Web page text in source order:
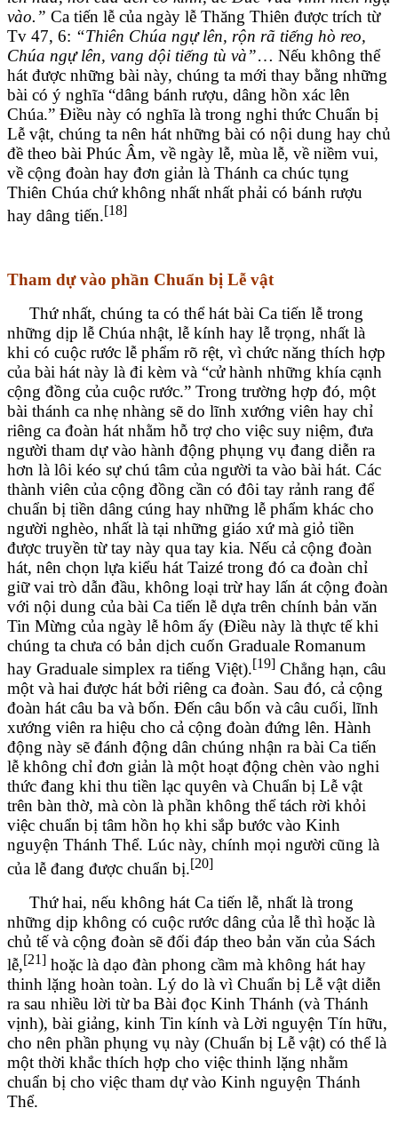
vào.” Ca tiến lễ của ngày lễ Thăng Thiên được trích từ
Tv 47, 6: “Thiên Chúa ngự lên, rộn rã tiếng hò reo,
Chúa ngự lên, vang dội tiếng tù và”… Nếu không thể
hát được những bài này, chúng ta mới thay bằng những
bài có ý nghĩa “dâng bánh rượu, dâng hồn xác lên
Chúa.” Điều này có nghĩa là trong nghi thức Chuẩn bị
Lễ vật, chúng ta nên hát những bài có nội dung hay chủ
đề theo bài Phúc Âm, về ngày lễ, mùa lễ, về niềm vui,
về cộng đoàn hay đơn giản là Thánh ca chúc tụng
Thiên Chúa chứ không nhất nhất phải có bánh rượu
hay dâng tiến.[18]
Tham dự vào phần Chuẩn bị Lễ vật
Thứ nhất, chúng ta có thể hát bài Ca tiến lễ trong
những dịp lễ Chúa nhật, lễ kính hay lễ trọng, nhất là
khi có cuộc rước lễ phẩm rõ rệt, vì chức năng thích hợp
của bài hát này là đi kèm và “cử hành những khía cạnh
cộng đồng của cuộc rước.” Trong trường hợp đó, một
bài thánh ca nhẹ nhàng sẽ do lĩnh xướng viên hay chỉ
riêng ca đoàn hát nhằm hỗ trợ cho việc suy niệm, đưa
người tham dự vào hành động phụng vụ đang diễn ra
hơn là lôi kéo sự chú tâm của người ta vào bài hát. Các
thành viên của cộng đồng cần có đôi tay rảnh rang để
chuẩn bị tiền dâng cúng hay những lễ phẩm khác cho
người nghèo, nhất là tại những giáo xứ mà giỏ tiền
được truyền từ tay này qua tay kia. Nếu cả cộng đoàn
hát, nên chọn lựa kiểu hát Taizé trong đó ca đoàn chỉ
giữ vai trò dẫn đầu, không loại trừ hay lấn át cộng đoàn
với nội dung của bài Ca tiến lễ dựa trên chính bản văn
Tin Mừng của ngày lễ hôm ấy (Điều này là thực tế khi
chúng ta chưa có bản dịch cuốn Graduale Romanum
hay Graduale simplex ra tiếng Việt).[19] Chẳng hạn, câu
một và hai được hát bởi riêng ca đoàn. Sau đó, cả cộng
đoàn hát câu ba và bốn. Đến câu bốn và câu cuối, lĩnh
xướng viên ra hiệu cho cả cộng đoàn đứng lên. Hành
động này sẽ đánh động dân chúng nhận ra bài Ca tiến
lễ không chỉ đơn giản là một hoạt động chèn vào nghi
thức đang khi thu tiền lạc quyên và Chuẩn bị Lễ vật
trên bàn thờ, mà còn là phần không thể tách rời khỏi
việc chuẩn bị tâm hồn họ khi sắp bước vào Kinh
nguyện Thánh Thể. Lúc này, chính mọi người cũng là
của lễ đang được chuẩn bị.[20]
Thứ hai, nếu không hát Ca tiến lễ, nhất là trong
những dịp không có cuộc rước dâng của lễ thì hoặc là
chủ tế và cộng đoàn sẽ đối đáp theo bản văn của Sách
lễ,[21] hoặc là dạo đàn phong cầm mà không hát hay
thinh lặng hoàn toàn. Lý do là vì Chuẩn bị Lễ vật diễn
ra sau nhiều lời từ ba Bài đọc Kinh Thánh (và Thánh
vịnh), bài giảng, kinh Tin kính và Lời nguyện Tín hữu,
cho nên phần phụng vụ này (Chuẩn bị Lễ vật) có thể là
một thời khắc thích hợp cho việc thinh lặng nhằm
chuẩn bị cho việc tham dự vào Kinh nguyện Thánh
Thể.